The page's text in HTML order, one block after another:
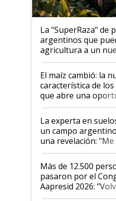
La "SuperRaza" de
argentinos que
agricultura a un
posibilidades de
infinitas"
El maíz cambió: la
característica de
que abre una
el lote
La experta en
un campo
una revelación: "Me
impresionó mucho"
Más de 12.500
pasaron por el
Aapresid 2026:
demostrar que